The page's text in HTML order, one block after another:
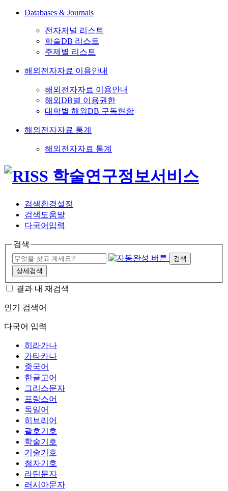
Databases & Journals
전자저널 리스트
학술DB 리스트
주제별 리스트
해외전자자료 이용안내
해외전자자료 이용안내
해외DB별 이용권한
대학별 해외DB 구독현황
해외전자자료 통계
해외전자자료 통계
검색환경설정
검색도움말
다국어입력
검색
검색
상세검색
결과 내 재검색
인기 검색어
다국어 입력
히라가나
가타카나
중국어
한글고어
그리스문자
프랑스어
독일어
히브리어
괄호기호
학술기호
기술기호
첨자기호
라틴문자
러시아문자